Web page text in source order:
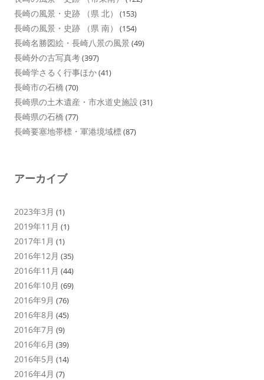
長崎の風景・史跡 （県 北） (153)
長崎の風景・史跡 （県 南） (154)
長崎名勝図絵・長崎八景の風景 (49)
長崎外の古写真考(397)
長崎学さるく行事ほか(41)
長崎市の石橋 (70)
長崎県の土木遺産・市水道史施設 (31)
長崎県の石橋 (77)
長崎要塞地帯標・軍港境域標(87)
アーカイブ
2023年3月 (1)
2019年11月 (1)
2017年1月 (1)
2016年12月 (35)
2016年11月 (44)
2016年10月 (69)
2016年9月 (76)
2016年8月 (45)
2016年7月 (9)
2016年6月 (39)
2016年5月 (14)
2016年4月 (7)